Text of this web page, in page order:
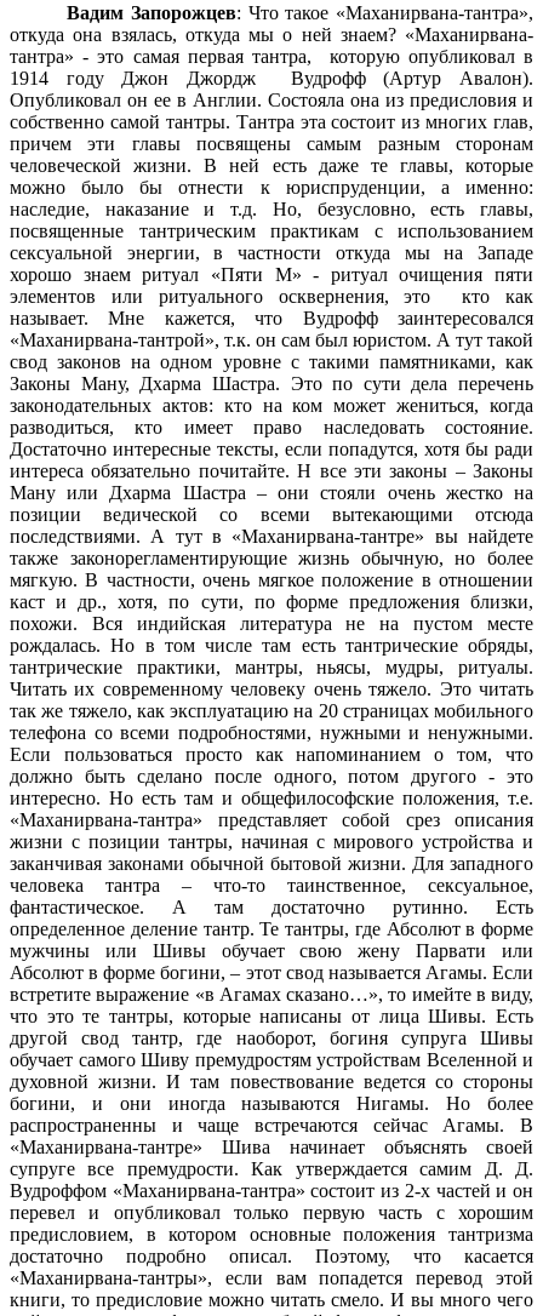
Вадим Запорожцев: Что такое «Маханирвана-тантра»,
откуда она взялась, откуда мы о ней знаем? «Маханирвана-
тантра» - это самая первая тантра,
которую опубликовал в
1914 году Джон Джордж
Вудрофф (Артур Авалон).
Опубликовал он ее в Англии. Состояла она из предисловия и
собственно самой тантры. Тантра эта состоит из многих глав,
причем эти главы посвящены самым разным сторонам
человеческой жизни. В ней есть даже те главы, которые
можно было бы отнести к юриспруденции, а именно:
наследие, наказание и т.д. Но, безусловно, есть главы,
посвященные тантрическим практикам с использованием
сексуальной энергии, в частности откуда мы на Западе
хорошо знаем ритуал «Пяти М» - ритуал очищения пяти
элементов или ритуального осквернения, это
кто как
называет. Мне кажется, что Вудрофф заинтересовался
«Маханирвана-тантрой», т.к. он сам был юристом. А тут такой
свод законов на одном уровне с такими памятниками, как
Законы Ману, Дхарма Шастра. Это по сути дела перечень
законодательных актов: кто на ком может жениться, когда
разводиться, кто имеет право наследовать состояние.
Достаточно интересные тексты, если попадутся, хотя бы ради
интереса обязательно почитайте. Н все эти законы – Законы
Ману или Дхарма Шастра – они стояли очень жестко на
позиции ведической со всеми вытекающими отсюда
последствиями. А тут в «Маханирвана-тантре» вы найдете
также законорегламентирующие жизнь обычную, но более
мягкую. В частности, очень мягкое положение в отношении
каст и др., хотя, по сути, по форме предложения близки,
похожи. Вся индийская литература не на пустом месте
рождалась. Но в том числе там есть тантрические обряды,
тантрические практики, мантры, ньясы, мудры, ритуалы.
Читать их современному человеку очень тяжело. Это читать
так же тяжело, как эксплуатацию на 20 страницах мобильного
телефона со всеми подробностями, нужными и ненужными.
Если пользоваться просто как напоминанием о том, что
должно быть сделано после одного, потом другого - это
интересно. Но есть там и общефилософские положения, т.е.
«Маханирвана-тантра» представляет собой срез описания
жизни с позиции тантры, начиная с мирового устройства и
заканчивая законами обычной бытовой жизни. Для западного
человека тантра – что-то таинственное, сексуальное,
фантастическое. А там достаточно рутинно. Есть
определенное деление тантр. Те тантры, где Абсолют в форме
мужчины или Шивы обучает свою жену Парвати или
Абсолют в форме богини, – этот свод называется Агамы. Если
встретите выражение «в Агамах сказано…», то имейте в виду,
что это те тантры, которые написаны от лица Шивы. Есть
другой свод тантр, где наоборот, богиня супруга Шивы
обучает самого Шиву премудростям устройствам Вселенной и
духовной жизни. И там повествование ведется со стороны
богини, и они иногда называются Нигамы. Но более
распространенны и чаще встречаются сейчас Агамы. В
«Маханирвана-тантре» Шива начинает объяснять своей
супруге все премудрости. Как утверждается самим Д. Д.
Вудроффом «Маханирвана-тантра» состоит из 2-х частей и он
перевел и опубликовал только первую часть с хорошим
предисловием, в котором основные положения тантризма
достаточно подробно описал. Поэтому, что касается
«Маханирвана-тантры», если вам попадется перевод этой
книги, то предисловие можно читать смело. И вы много чего